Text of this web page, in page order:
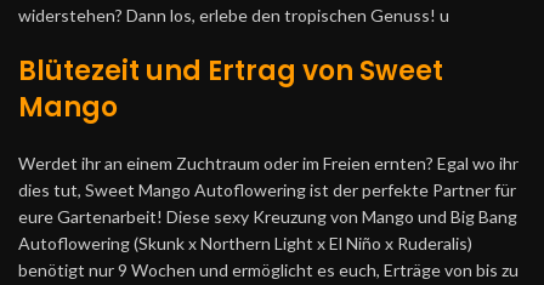
widerstehen? Dann los, erlebe den tropischen Genuss! u
Blütezeit und Ertrag von Sweet
Mango
Werdet ihr an einem Zuchtraum oder im Freien ernten? Egal wo ihr
dies tut, Sweet Mango Autofloweringist der perfekte Partner für
eure Gartenarbeit! Diese sexy Kreuzung von Mango und Big Bang
Autoflowering(Skunk xNorthern Light x El Niño x Ruderalis)
benötigt nur 9 Wochen und ermöglicht es euch, Erträge von bis zu